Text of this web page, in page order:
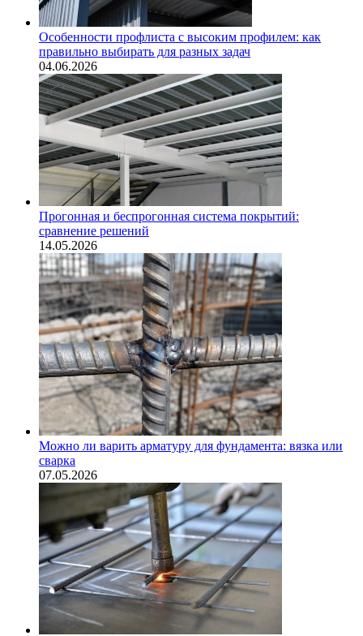
Особенности профлиста с высоким профилем: как
правильно выбирать для разных задач
04.06.2026
Прогонная и беспрогонная система покрытий:
сравнение решений
14.05.2026
Можно ли варить арматуру для фундамента: вязка или
сварка
07.05.2026